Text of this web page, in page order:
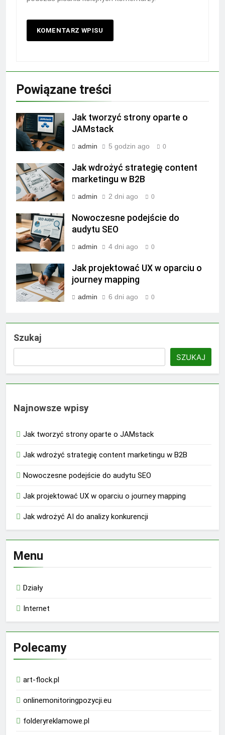
Powiązane treści
Jak tworzyć strony oparte o
JAMstack
admin 5 godzin ago 0
Jak wdrożyć strategię content
marketingu w B2B
admin 2 dni ago 0
Nowoczesne podejście do
audytu SEO
admin 4 dni ago 0
Jak projektować UX w oparciu o
journey mapping
admin 6 dni ago 0
Szukaj
SZUKAJ
Najnowsze wpisy
Jak tworzyć strony oparte o JAMstack
Jak wdrożyć strategię content marketingu w B2B
Nowoczesne podejście do audytu SEO
Jak projektować UX w oparciu o journey mapping
Jak wdrożyć AI do analizy konkurencji
Menu
Działy
Internet
Polecamy
art-flock.pl
onlinemonitoringpozycji.eu
folderyreklamowe.pl